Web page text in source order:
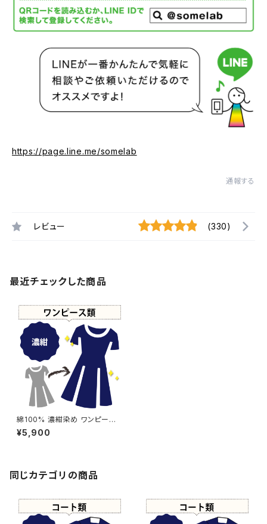
https://page.line.me/somelab
通報する
レビュー (330)
最近チェックした商品
綿100% 濃紺染め ワンピース
【元色：白 - 漂白抜け】 -染め直
し[ネイビー - Navy]404-001
¥5,900
同じカテゴリの商品